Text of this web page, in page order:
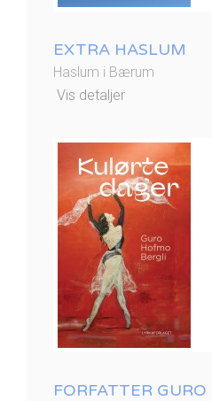
EXTRA HASLUM
Haslum i Bærum
Vis detaljer
FORFATTER